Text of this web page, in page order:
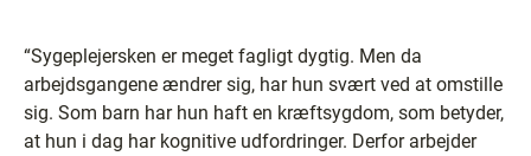
“Sygeplejersken er meget fagligt dygtig. Men da
arbejdsgangene ændrer sig, har hun svært ved at omstille
sig. Som barn har hun haft en kræftsygdom, som betyder,
at hun i dag har kognitive udfordringer. Derfor arbejder